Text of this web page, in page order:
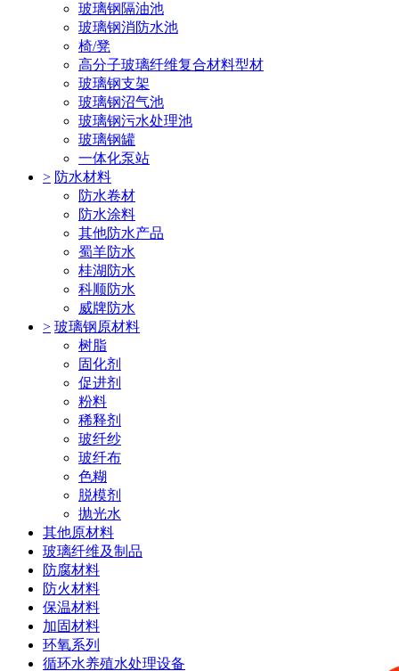
玻璃钢隔油池
玻璃钢消防水池
椅/凳
高分子玻璃纤维复合材料型材
玻璃钢支架
玻璃钢沼气池
玻璃钢污水处理池
玻璃钢罐
一体化泵站
> 防水材料
防水卷材
防水涂料
其他防水产品
蜀羊防水
桂湖防水
科顺防水
威牌防水
> 玻璃钢原材料
树脂
固化剂
促进剂
粉料
稀释剂
玻纤纱
玻纤布
色糊
脱模剂
抛光水
其他原材料
玻璃纤维及制品
防腐材料
防火材料
保温材料
加固材料
环氧系列
循环水养殖水处理设备